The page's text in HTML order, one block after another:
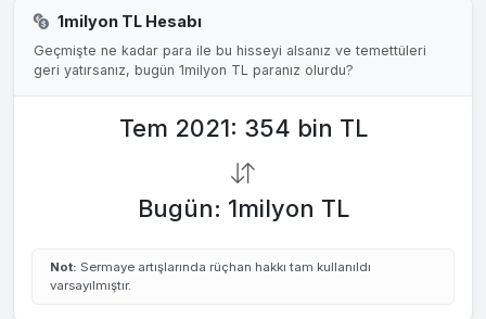
1milyon TL Hesabı
Geçmişte ne kadar para ile bu hisseyi alsanız ve temettüleri
geri yatırsanız, bugün 1milyon TL paranız olurdu?
Tem 2021: 354 bin TL
Bugün: 1milyon TL
Not: Sermaye artışlarında rüçhan hakkı tam kullanıldı
varsayılmıştır.